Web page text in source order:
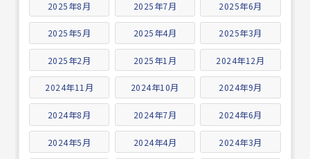
2025年8月 2025年7月 2025年6月
2025年5月 2025年4月 2025年3月
2025年2月 2025年1月 2024年12月
2024年11月 2024年10月 2024年9月
2024年8月 2024年7月 2024年6月
2024年5月 2024年4月 2024年3月